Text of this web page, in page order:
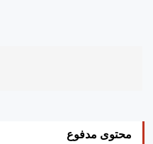
محتوى مدفوع